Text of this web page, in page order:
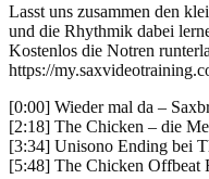
Lasst uns zusammen den
und die Rhythmik dabei
Kostenlos die Notren
https://
[0:00] Wieder mal da –
[2:18] The Chicken – die
[3:34] Unisono Ending bei
[5:48] The Chicken Offbeat